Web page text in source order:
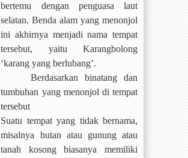
bertemu dengan penguasa laut
selatan. Benda alam yang menonjol
ini akhirnya menjadi nama tempat
tersebut, yaitu Karangbolong
‘karang yang berlubang’.
Berdasarkan binatang dan
tumbuhan yang menonjol di tempat
tersebut
Suatu tempat yang tidak bernama,
misalnya hutan atau gunung atau
tanah kosong biasanya memiliki